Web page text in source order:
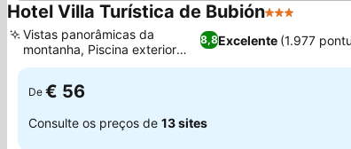
Hotel Villa Turística de Bubión3 Estrelas
8,8Excelente (1.977
Vistas panorâmicas da
montanha, Piscina exterior
sazonal
De € 56
Consulte os preços de 13 sites